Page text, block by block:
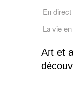
En direct
La vie
Art et